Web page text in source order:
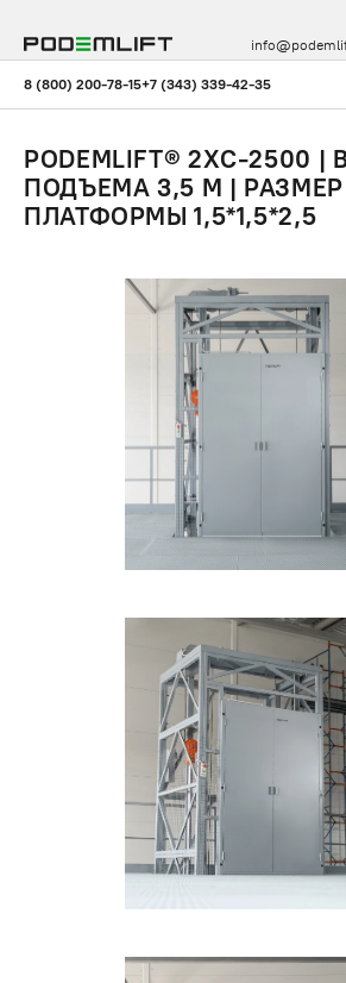
8 (800) 200-78-15+7 (343) 339-42-35
PODEMLIFT® 2XС-2500 |
ПОДЪЕМА 3,5 М | РАЗМЕР
ПЛАТФОРМЫ 1,5*1,5*2,5